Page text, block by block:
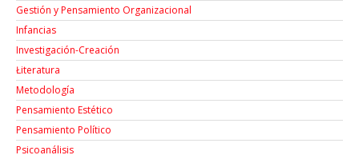
Gestión y Pensamiento Organizacional
Infancias
Investigación-Creación
Łiteratura
Metodología
Pensamiento Estético
Pensamiento Político
Psicoanálisis